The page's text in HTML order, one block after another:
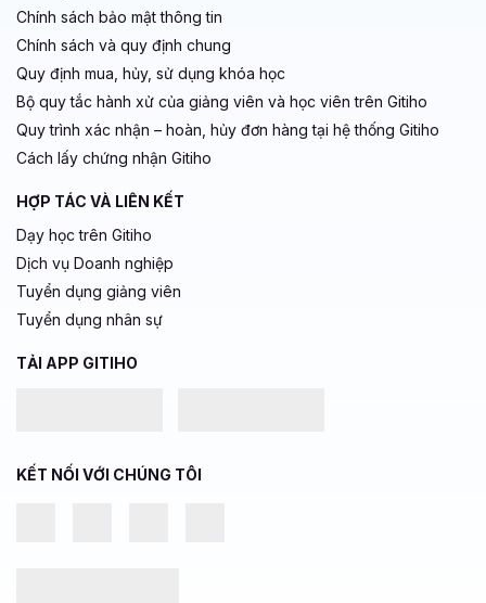
Chính sách bảo mật thông tin
Chính sách và quy định chung
Quy định mua, hủy, sử dụng khóa học
Bộ quy tắc hành xử của giảng viên và học viên trên Gitiho
Quy trình xác nhận – hoàn, hủy đơn hàng tại hệ thống Gitiho
Cách lấy chứng nhận Gitiho
HỢP TÁC VÀ LIÊN KẾT
Dạy học trên Gitiho
Dịch vụ Doanh nghiệp
Tuyển dụng giảng viên
Tuyển dụng nhân sự
TẢI APP GITIHO
KẾT NỐI VỚI CHÚNG TÔI